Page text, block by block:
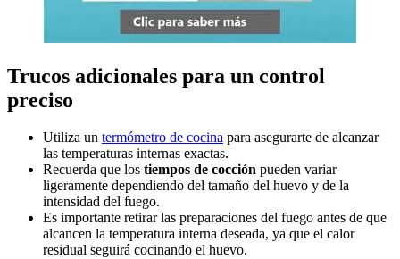
Trucos adicionales para un control
preciso
Utiliza un termómetro de cocina para asegurarte de alcanzar
las temperaturas internas exactas.
Recuerda que los tiempos de cocción pueden variar
ligeramente dependiendo del tamaño del huevo y de la
intensidad del fuego.
Es importante retirar las preparaciones del fuego antes de que
alcancen la temperatura interna deseada, ya que el calor
residual seguirá cocinando el huevo.